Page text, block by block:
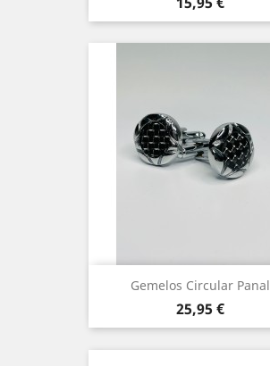
Gemelos Circular Panal
Precio
25,95 €